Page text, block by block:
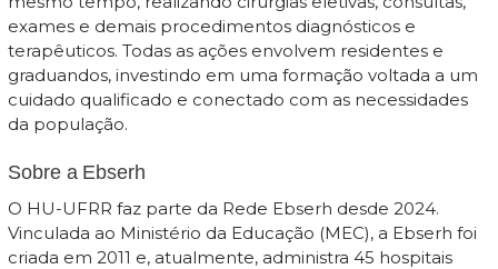
exames e demais procedimentos diagnósticos e
terapêuticos. Todas as ações envolvem residentes e
graduandos, investindo em uma formação voltada a um
cuidado qualificado e conectado com as necessidades
da população.
Sobre a Ebserh
O HU-UFRR faz parte da Rede Ebserh desde 2024.
Vinculada ao Ministério da Educação (MEC), a Ebserh foi
criada em 2011 e, atualmente, administra 45 hospitais